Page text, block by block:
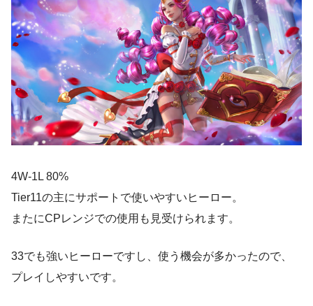
4W-1L 80%
Tier11の主にサポートで使いやすいヒーロー。
またにCPレンジでの使用も見受けられます。
33でも強いヒーローですし、使う機会が多かったので、
プレイしやすいです。